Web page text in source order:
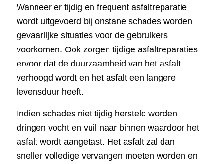
Wanneer er tijdig en frequent asfaltreparatie
wordt uitgevoerd bij onstane schades worden
gevaarlijke situaties voor de gebruikers
voorkomen. Ook zorgen tijdige asfaltreparaties
ervoor dat de duurzaamheid van het asfalt
verhoogd wordt en het asfalt een langere
levensduur heeft.
Indien schades niet tijdig hersteld worden
dringen vocht en vuil naar binnen waardoor het
asfalt wordt aangetast. Het asfalt zal dan
sneller volledige vervangen moeten worden en